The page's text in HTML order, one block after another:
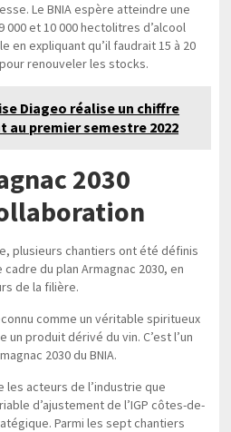
Le BNIA espère atteindre une
et 10 000 hectolitres d’alcool
en expliquant qu’il faudrait 15 à 20
renouveler les stocks.
Diageo réalise un chiffre
au premier semestre 2022
2030
plusieurs chantiers ont été définis
du plan Armagnac 2030, en
de la filière.
comme un véritable spiritueux
produit dérivé du vin. C’est l’un
2030 du BNIA.
acteurs de l’industrie que
d’ajustement de l’IGP côtes-de-
Parmi les sept chantiers